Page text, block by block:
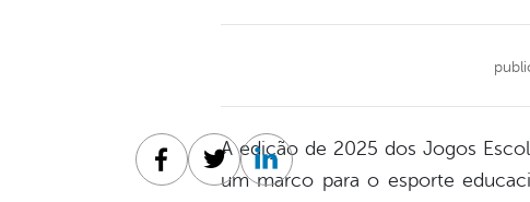
A edição de 2025 dos Jogos
um marco para o esporte
Facebook
TwitterLinkedin